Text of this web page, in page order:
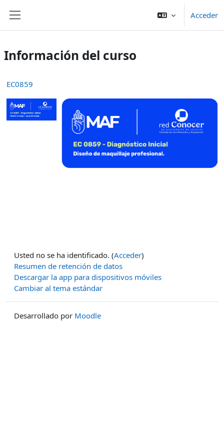
Acceder
Información del curso
EC0859
Usted no se ha identificado. (Acceder)
Resumen de retención de datos
Descargar la app para dispositivos móviles
Cambiar al tema estándar
Desarrollado por Moodle